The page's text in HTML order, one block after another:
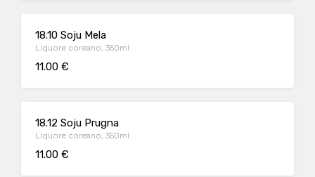
18.10 Soju Mela
Liquore coreano, 350ml
11.00 €
18.12 Soju Prugna
Liquore coreano, 350ml
11.00 €